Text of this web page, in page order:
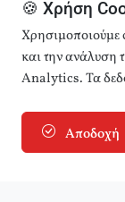
🍪 Χρήση
Χρησιμοποιούμε
και την ανάλυση
Analytics. Τα
Αποδοχή